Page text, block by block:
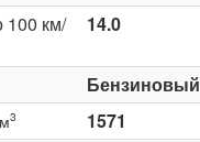
100 км/
14.0
Бензиновый
3
1571